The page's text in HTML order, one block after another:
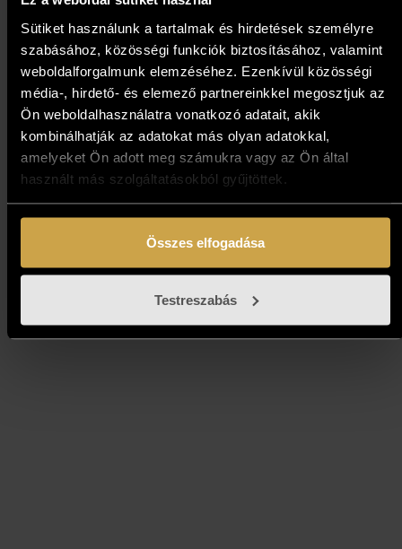
Sütiket használunk a tartalmak és hirdetések személyre
szabásához, közösségi funkciók biztosításához, valamint
weboldalforgalmunk elemzéséhez. Ezenkívül közösségi
média-, hirdető- és elemező partnereinkkel megosztjuk az
Ön weboldalhasználatra vonatkozó adatait, akik
kombinálhatják az adatokat más olyan adatokkal,
amelyeket Ön adott meg számukra vagy az Ön által
használt más szolgáltatásokból gyűjtöttek.
Összes elfogadása
Testreszabás
Nagy Kálmán - És csend és hó
(60x40 cm)
432 000
Kosárba teszem